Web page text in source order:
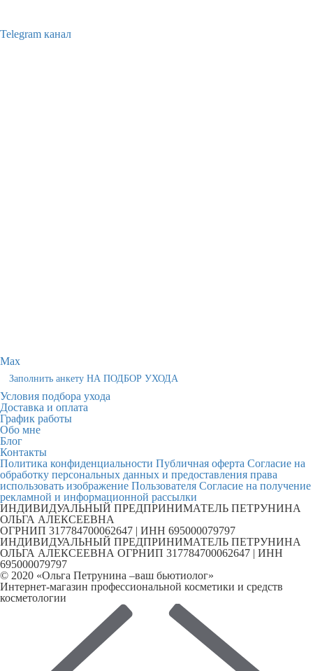
Telegram канал
Max
Заполнить анкету НА ПОДБОР УХОДА
Условия подбора ухода
Доставка и оплата
График работы
Обо мне
Блог
Контакты
Политика конфиденциальности Публичная оферта Согласие на
обработку персональных данных и предоставления права
использовать изображение Пользователя Согласие на получение
рекламной и информационной рассылки
ИНДИВИДУАЛЬНЫЙ ПРЕДПРИНИМАТЕЛЬ ПЕТРУНИНА
ОЛЬГА АЛЕКСЕЕВНА
ОГРНИП 317784700062647 | ИНН 695000079797
ИНДИВИДУАЛЬНЫЙ ПРЕДПРИНИМАТЕЛЬ ПЕТРУНИНА
ОЛЬГА АЛЕКСЕЕВНА ОГРНИП 317784700062647 | ИНН
695000079797
© 2020 «Ольга Петрунина –ваш бьютиолог»
Интернет-магазин профессиональной косметики и средств
косметологии